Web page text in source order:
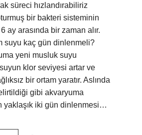
süreci hızlandırabiliriz
bir bakteri sisteminin
ay arasında bir zaman alır.
suyu kaç gün dinlenmeli?
yeni musluk suyu
klor seviyesi artar ve
bir ortam yaratır. Aslında
gibi akvaryuma
yaklaşık iki gün dinlenmesi…